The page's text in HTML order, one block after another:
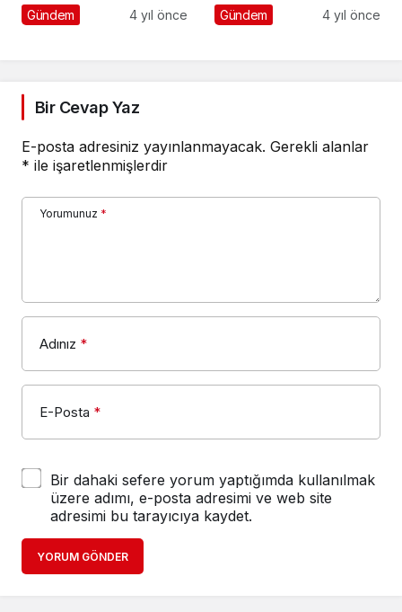
Gündem 4 yıl önce
hayata geçiyor
Gündem 4 yıl önce
Bir Cevap Yaz
E-posta adresiniz yayınlanmayacak. Gerekli alanlar
* ile işaretlenmişlerdir
Yorumunuz *
Adınız *
E-Posta *
Bir dahaki sefere yorum yaptığımda kullanılmak
üzere adımı, e-posta adresimi ve web site
adresimi bu tarayıcıya kaydet.
YORUM GÖNDER